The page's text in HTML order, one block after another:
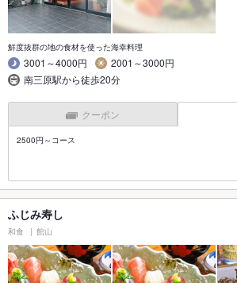
鮮度抜群の地の食材を使った海幸料理
3001～4000円
2001～3000円
南三原駅から徒歩20分
クーポン
2500円～コース
ふじみ寿し
和食 館山